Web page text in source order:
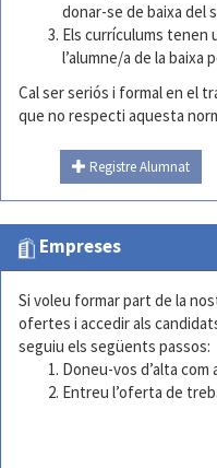
donar-se de baixa del
Els currículums tenen
l’alumne/a de la baixa
Cal ser seriós i formal en el
que no respecti aquesta
Registre Alumnat
Empreses
Si voleu formar part de la
ofertes i accedir als
seguiu els següents passos:
Doneu-vos d’alta com
Entreu l’oferta de